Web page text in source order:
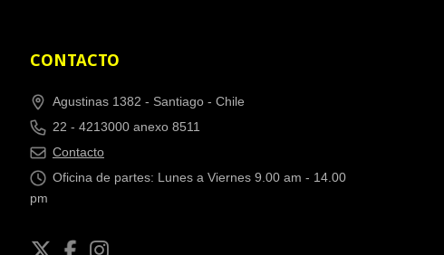
CONTACTO
Agustinas 1382 - Santiago - Chile
22 - 4213000 anexo 8511
Contacto
Oficina de partes: Lunes a Viernes 9.00 am - 14.00
pm